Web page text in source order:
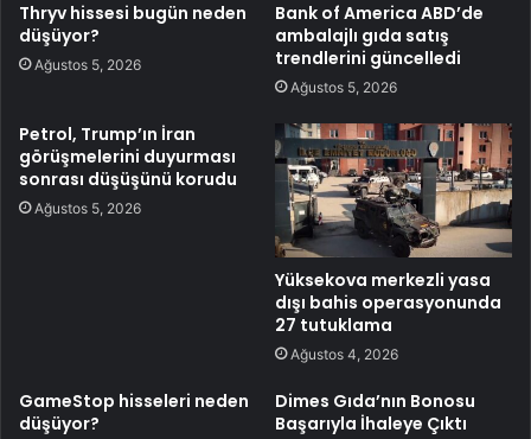
Thryv hissesi bugün neden
düşüyor?
Ağustos 5, 2026
Bank of America ABD’de
ambalajlı gıda satış
trendlerini güncelledi
Ağustos 5, 2026
Petrol, Trump’ın İran
görüşmelerini duyurması
sonrası düşüşünü korudu
Ağustos 5, 2026
Yüksekova merkezli yasa
dışı bahis operasyonunda
27 tutuklama
Ağustos 4, 2026
GameStop hisseleri neden
düşüyor?
Dimes Gıda’nın Bonosu
Başarıyla İhaleye Çıktı